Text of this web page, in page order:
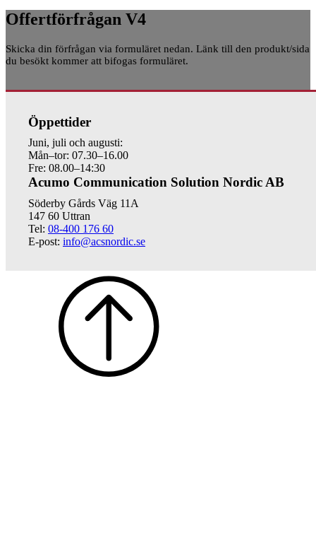
Offertförfrågan V4
Skicka din förfrågan via formuläret nedan. Länk till den produkt/sida
du besökt kommer att bifogas formuläret.
Öppettider
Juni, juli och augusti:
Mån–tor: 07.30–16.00
Fre: 08.00–14:30
Acumo Communication Solution Nordic AB
Söderby Gårds Väg 11A
147 60 Uttran
Tel: 08-400 176 60
E-post: info@acsnordic.se